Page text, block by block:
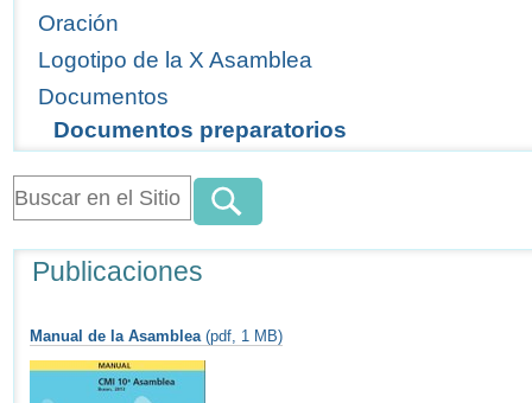
Oración
Logotipo de la X Asamblea
Documentos
Documentos preparatorios
Publicaciones
Manual de la Asamblea(pdf, 1 MB)